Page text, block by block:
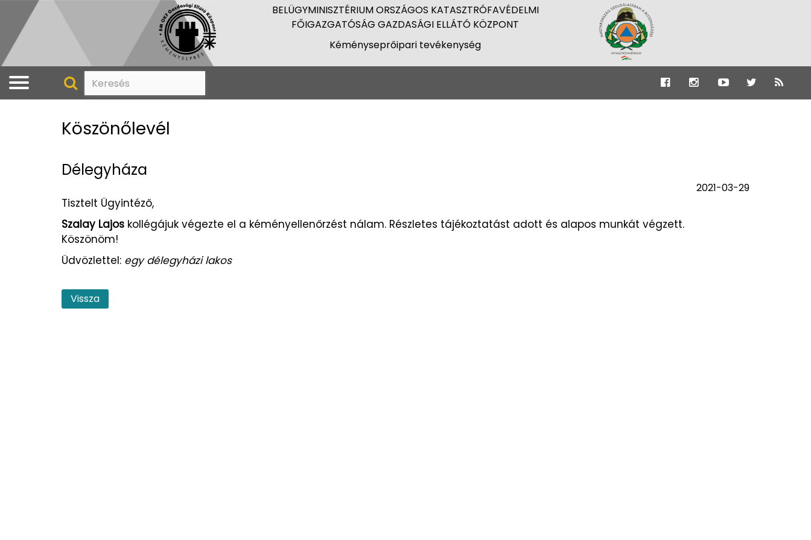
BELÜGYMINISZTÉRIUM ORSZÁGOS KATASZTRÓFAVÉDELMI
FŐIGAZGATÓSÁG GAZDASÁGI ELLÁTÓ KÖZPONT
Kéményseprőipari tevékenység
Köszönőlevél
Délegyháza
2021-03-29
Tisztelt Ügyintéző,
Szalay Lajos kollégájuk végezte el a kéményellenőrzést nálam. Részletes tájékoztatást adott és alapos munkát végzett.
Köszönöm!
Üdvözlettel: egy délegyházi lakos
Vissza